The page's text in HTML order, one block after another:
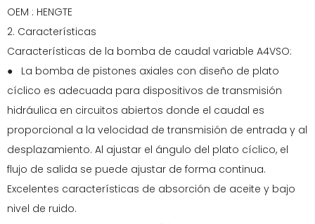
OEM : HENGTE
2. Características
Características de la bomba de caudal variable A4VSO:
● La bomba de pistones axiales con diseño de plato
cíclico es adecuada para dispositivos de transmisión
hidráulica en circuitos abiertos donde el caudal es
proporcional a la velocidad de transmisión de entrada y al
desplazamiento. Al ajustar el ángulo del plato cíclico, el
flujo de salida se puede ajustar de forma continua.
Excelentes características de absorción de aceite y bajo
nivel de ruido.